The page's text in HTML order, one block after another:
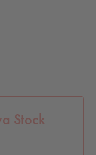
Stock